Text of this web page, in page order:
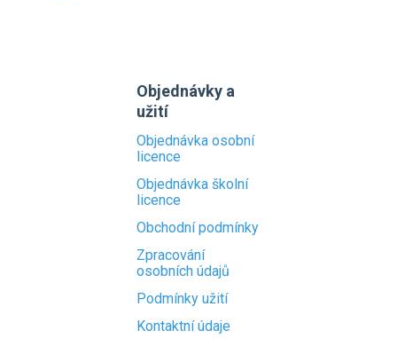
Objednávky a
užití
Objednávka osobní
licence
Objednávka školní
licence
Obchodní podmínky
Zpracování
osobních údajů
Podmínky užití
Kontaktní údaje